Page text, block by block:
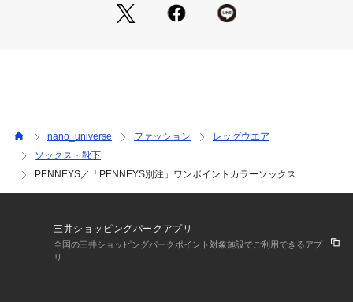
6724139222　PENNEYS/「PENNEYS」別注カラーキャップ
ルストアとして様々なブランドを生産、販売してきました。19
40年頃からBIC MACやPAY-DAY、TOWNCRAFTのストアブラ
ンドがリリースされ、その中の1つがPENNES LABELでした。
1940～70年の訳30年展開したストアブランド/PENNEYSのア
※サンプルにて撮影、採寸を行う為、実際にお届けする商品と
仕様やサイズが異なる場合がございます。
nano_universe ファッション
レッグウエア
ソックス・靴下
PENNEYS／「PENNEYS別注」ワンポイントカラーソックス
三井ショッピングパークアプリ
全国の三井ショッピングパークポイント対象施設でご利用できるアプ
リ